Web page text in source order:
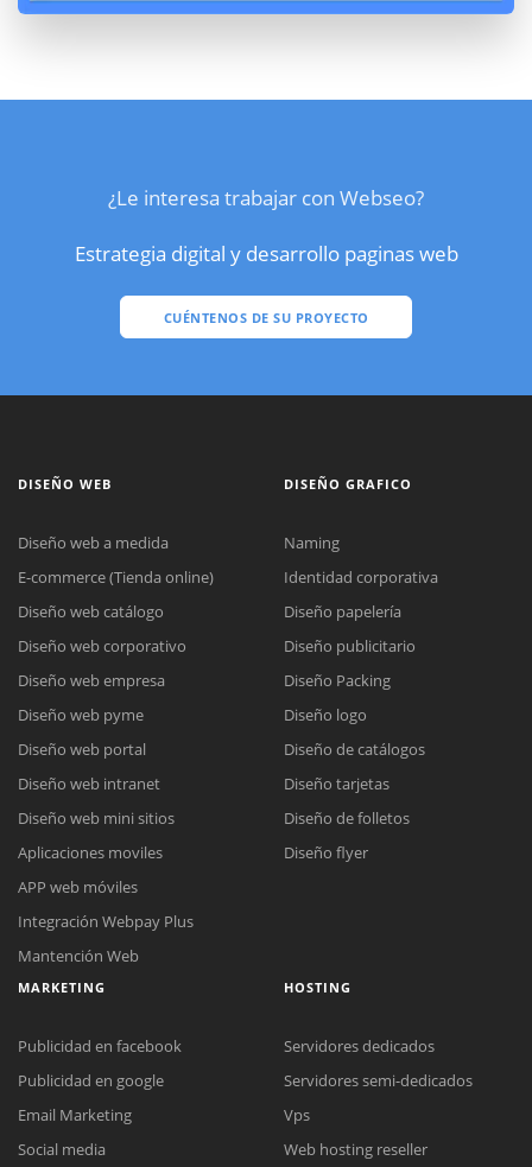
¿Le interesa trabajar con Webseo?
Estrategia digital y desarrollo paginas web
CUÉNTENOS DE SU PROYECTO
Reunión online
DISEÑO WEB
Diseño web a medida
E-commerce (Tienda online)
Diseño web catálogo
Diseño web corporativo
Diseño web empresa
Diseño web pyme
Diseño web portal
Diseño web intranet
Diseño web mini sitios
Aplicaciones moviles
APP web móviles
Integración Webpay Plus
Mantención Web
DISEÑO GRAFICO
Naming
Identidad corporativa
Diseño papelería
Diseño publicitario
Diseño Packing
Diseño logo
Diseño de catálogos
Diseño tarjetas
Diseño de folletos
Diseño flyer
MARKETING
Publicidad en facebook
Publicidad en google
Email Marketing
Social media
HOSTING
Servidores dedicados
Servidores semi-dedicados
Vps
Web hosting reseller